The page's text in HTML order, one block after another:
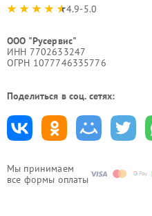
Мы принимаем
все формы оплаты
4.9-5.0
ООО "Русервис"
ИНН 7702633247
ОГРН 1077746335776
Поделиться в соц. сетях: